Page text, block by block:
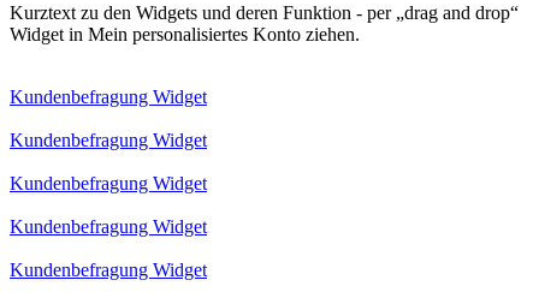
Kurztext zu den Widgets und deren Funktion - per „drag and drop“
Widget in Mein personalisiertes Konto ziehen.
Kundenbefragung Widget
Kundenbefragung Widget
Kundenbefragung Widget
Kundenbefragung Widget
Kundenbefragung Widget